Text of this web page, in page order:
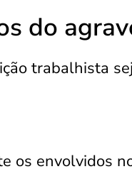
do
trabalhista
os envolvidos